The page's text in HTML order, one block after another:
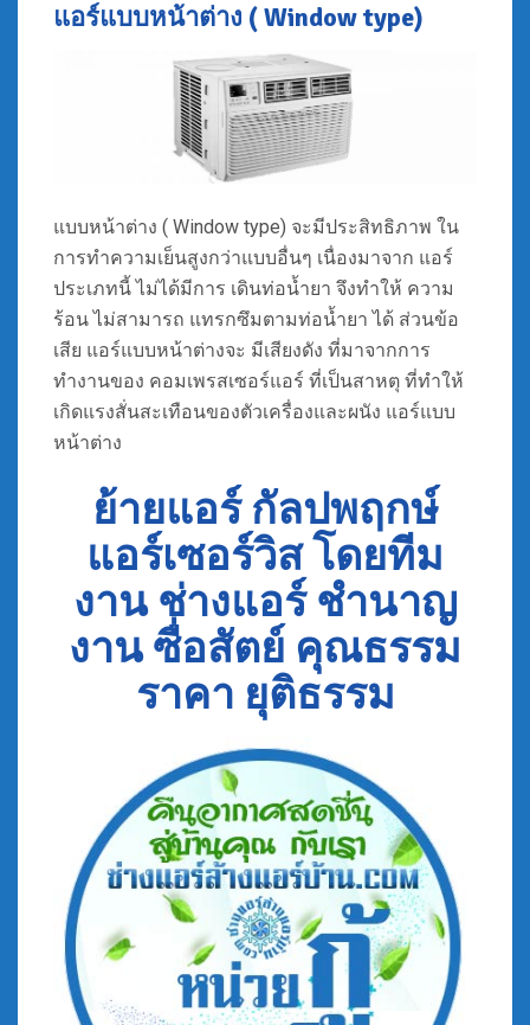
แอร์แบบหน้าต่าง ( Window type)
แบบหน้าต่าง ( Window type) จะมีประสิทธิภาพ ใน
การทำความเย็นสูงกว่าแบบอื่นๆ เนื่องมาจาก แอร์
ประเภทนี้ ไม่ได้มีการ เดินท่อน้ำยา จึงทำให้ ความ
ร้อน ไม่สามารถ แทรกซึมตามท่อน้ำยา ได้ ส่วนข้อ
เสีย แอร์แบบหน้าต่างจะ มีเสียงดัง ที่มาจากการ
ทำงานของ คอมเพรสเซอร์แอร์ ที่เป็นสาหตุ ที่ทำให้
เกิดแรงสั่นสะเทือนของตัวเครื่องและผนัง แอร์แบบ
หน้าต่าง
ย้ายแอร์ กัลปพฤกษ์
แอร์เซอร์วิส โดยทีม
งาน ช่างแอร์ ชำนาญ
งาน ซื่อสัตย์ คุณธรรม
ราคา ยุติธรรม